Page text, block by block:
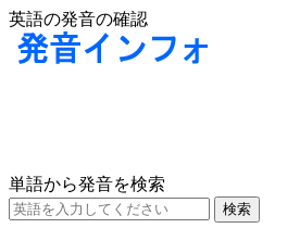
英語の発音の確認
単語から発音を検索